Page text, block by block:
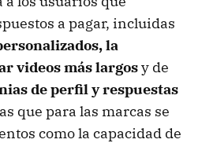
a pagar, incluidas
la
videos más largosy de
de perfil y respuestas
que para las marcas se
como la capacidad de